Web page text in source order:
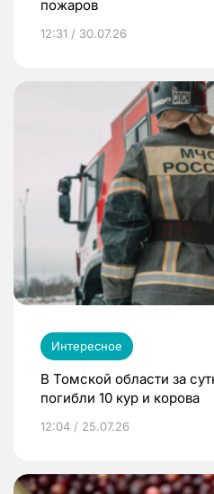
пожаров
12:31 / 30.07.26
Интересное
В Томской области за
погибли 10 кур и корова
12:04 / 25.07.26